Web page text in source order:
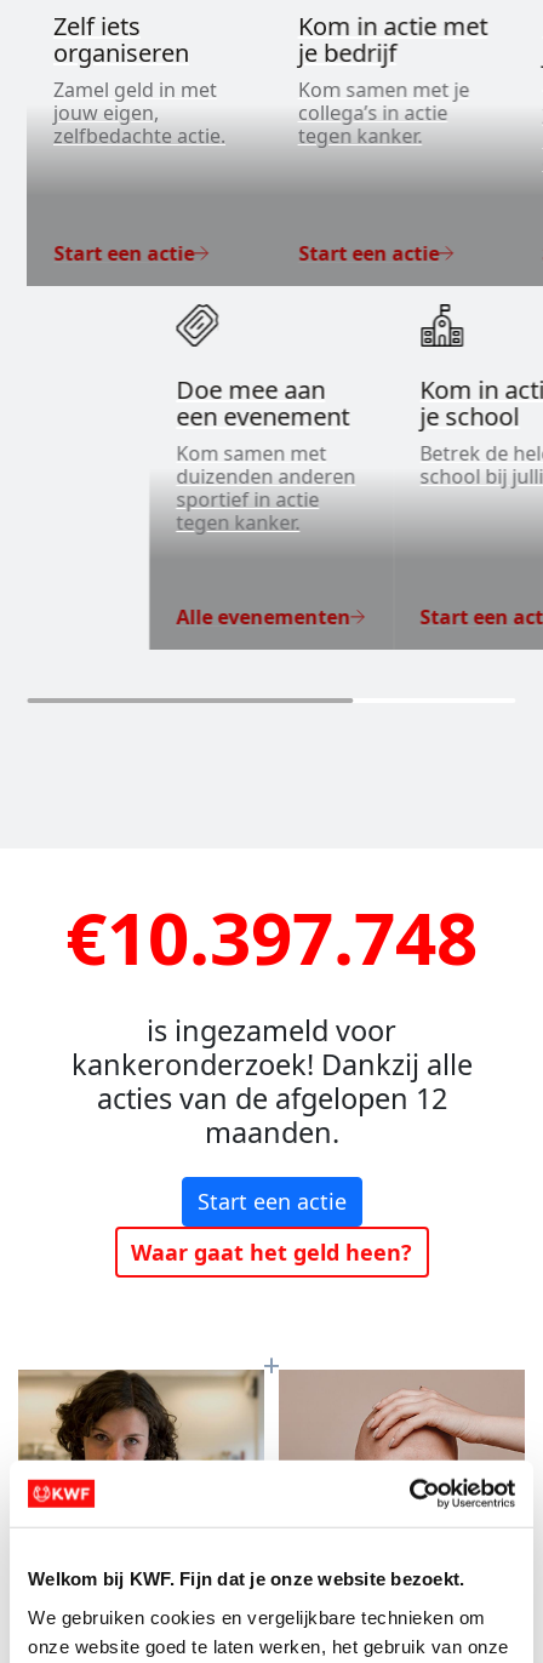
Welkom bij KWF. Fijn dat je onze website bezoekt.
We gebruiken cookies en vergelijkbare technieken om
onze website goed te laten werken, het gebruik van onze
Zelf iets
organiseren
Zamel geld in met
jouw eigen,
zelfbedachte actie.
Start een actie
Kom in actie met
je bedrijf
Kom samen met je
collega’s in actie
tegen kanker.
Start een actie
Doe mee aan
een evenement
Kom samen met
duizenden anderen
sportief in actie
tegen kanker.
Alle evenementen
Kom in
je school
Betrek de
school bij
Start een
€10.397.748
is ingezameld voor
kankeronderzoek! Dankzij alle
acties van de afgelopen 12
maanden.
Start een actie
Waar gaat het geld heen?
Baanbrekend
onderzoek
Meer kans op
genezing